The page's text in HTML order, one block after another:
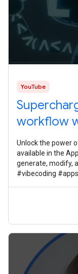
YouTube
workflow
Unlock the power
available in the
generate, modify,
#vibecoding